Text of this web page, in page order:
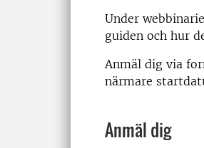
Under
guiden och hur
Anmäl dig via
närmare
Anmäl dig